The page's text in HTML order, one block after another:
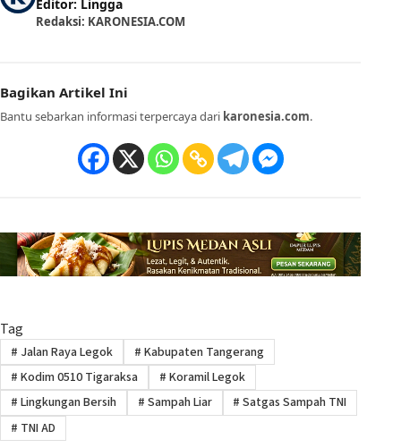
Editor: Lingga
Redaksi: KARONESIA.COM
Bagikan Artikel Ini
Bantu sebarkan informasi terpercaya dari karonesia.com.
Tag
# Jalan Raya Legok # Kabupaten Tangerang
# Kodim 0510 Tigaraksa # Koramil Legok
# Lingkungan Bersih # Sampah Liar # Satgas Sampah TNI
# TNI AD